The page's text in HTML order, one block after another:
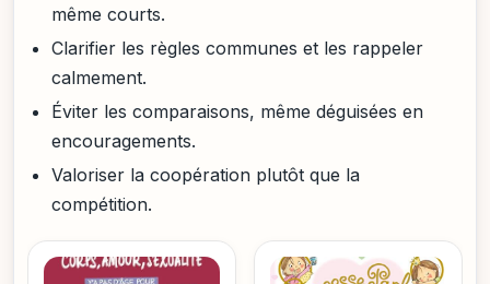
même courts.
Clarifier les règles communes et les rappeler
calmement.
Éviter les comparaisons, même déguisées en
encouragements.
Valoriser la coopération plutôt que la
compétition.